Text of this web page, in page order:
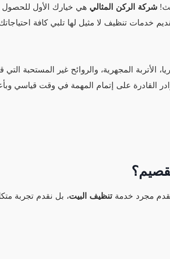
شركة الركن المثالي هي خيارك الأول
تنظيف لا مثيل لها تلبي كافة
المجهرية، والروائح غير المستحبة التي
القادرة على إتمام المهمة في وقت قياسي
نقدم مجرد خدمة تنظيف البيت، بل نقدم تجربة